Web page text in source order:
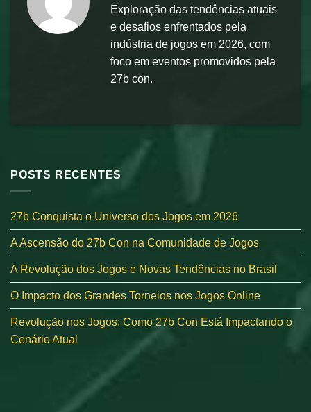
Exploração das tendências atuais
e desafios enfrentados pela
indústria de jogos em 2026, com
foco em eventos promovidos pela
27b con.
POSTS RECENTES
27b Conquista o Universo dos Jogos em 2026
A Ascensão do 27b Con na Comunidade de Jogos
A Revolução dos Jogos e Novas Tendências no Brasil
O Impacto dos Grandes Torneios nos Jogos Online
Revolução nos Jogos: Como 27b Con Está Impactando o
Cenário Atual